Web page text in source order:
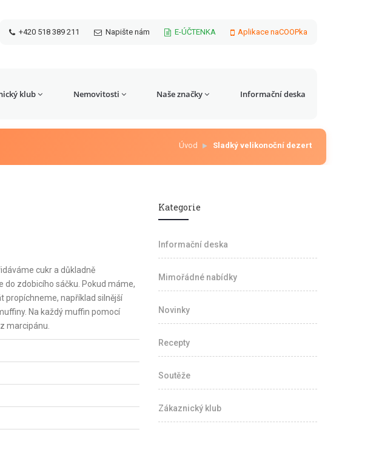
+420 518 389 211 Napište nám E-ÚČTENKA Aplikace naCOOPka
klub Nemovitosti Naše značky Informační deska
Úvod Sladký velikonoční dezert
cukr a důkladně
zdobicího sáčku. Pokud máme,
propíchneme, například silnější
Na každý muffin pomocí
marcipánu.
Kategorie
Informační deska
Mimořádné nabídky
Novinky
Recepty
Soutěže
Zákaznický klub